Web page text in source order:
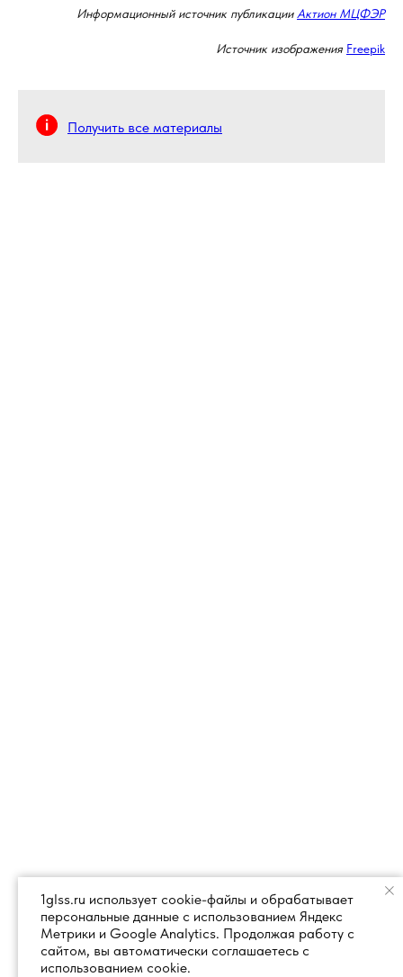
Информационный источник публикации Актион МЦФЭР
Источник изображения Freepik
Получить все материалы
1glss.ru использует cookie-файлы и обрабатывает
персональные данные с использованием Яндекс
Метрики и Google Analytics. Продолжая работу с
сайтом, вы автоматически соглашаетесь с
использованием cookie.